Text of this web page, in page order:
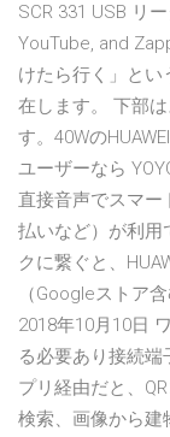
SCR 331 USB リ
YouTube, and
けたら行く」と
在します。 下部
す。40Wの
ユーザーなら
直接音声でスマー
払いなど）が利用
クに繋ぐと、
（Googleストア
2018年10月10日
る必要あり接続端
プリ経由だと、
検索、画像から建